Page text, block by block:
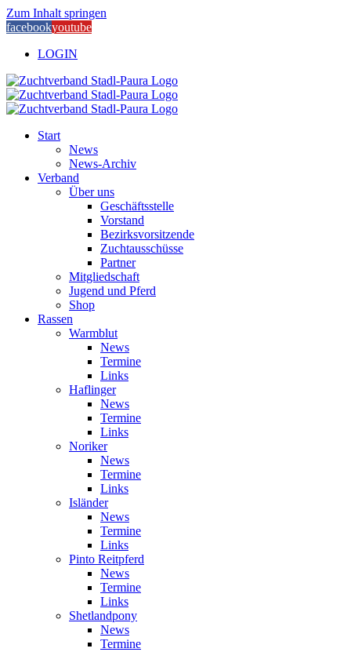
Zum Inhalt springen
facebookyoutube
LOGIN
Start
News
News-Archiv
Verband
Über uns
Geschäftsstelle
Vorstand
Bezirksvorsitzende
Zuchtausschüsse
Partner
Mitgliedschaft
Jugend und Pferd
Shop
Rassen
Warmblut
News
Termine
Links
Haflinger
News
Termine
Links
Noriker
News
Termine
Links
Isländer
News
Termine
Links
Pinto Reitpferd
News
Termine
Links
Shetlandpony
News
Termine